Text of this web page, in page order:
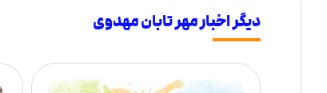
دیگر اخبار مهر تابان مهدوی